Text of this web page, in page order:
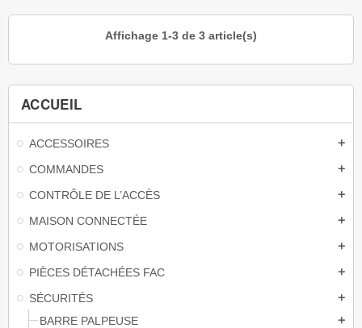
ACCUEIL
ACCESSOIRES add
COMMANDES add
CONTRÔLE DE L’ACCÈS add
MAISON CONNECTÉE add
MOTORISATIONS add
PIÈCES DÉTACHÉES FAC add
SÉCURITÉS add
BARRE PALPEUSE add
Affichage 1-3 de 3 article(s)